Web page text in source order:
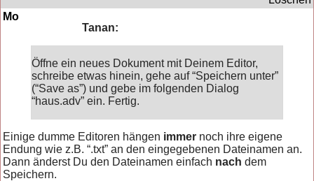
Mo
Tanan:
Öffne ein neues Dokument mit Deinem Editor,
schreibe etwas hinein, gehe auf “Speichern unter”
(“Save as”) und gebe im folgenden Dialog
“haus.adv” ein. Fertig.
Einige dumme Editoren hängen immer noch ihre eigene
Endung wie z.B. “.txt” an den eingegebenen Dateinamen an.
Dann änderst Du den Dateinamen einfach nach dem
Speichern.